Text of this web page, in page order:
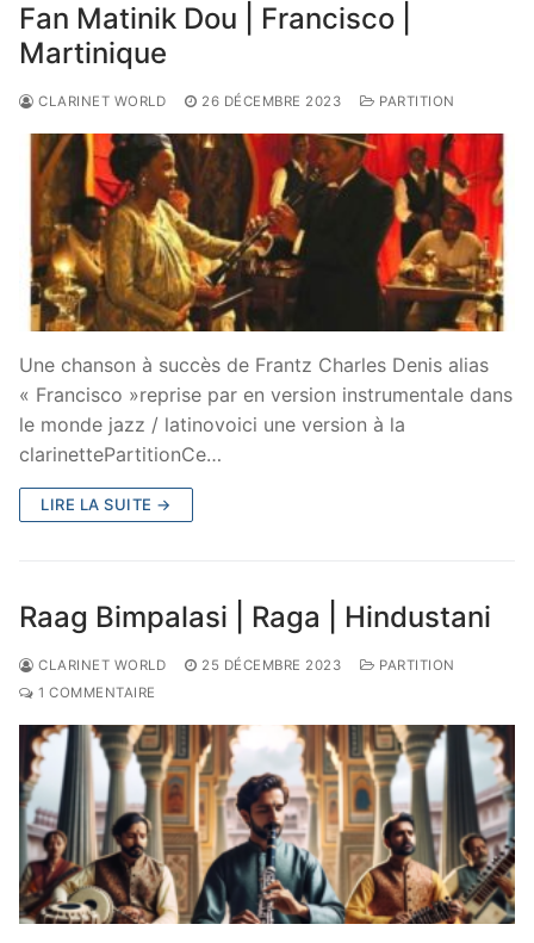
Fan Matinik Dou | Francisco |
Martinique
CLARINET WORLD 26 DÉCEMBRE 2023 PARTITION
Une chanson à succès de Frantz Charles Denis alias
« Francisco »reprise par en version instrumentale dans
le monde jazz / latinovoici une version à la
clarinettePartitionCe…
LIRE LA SUITE →
Raag Bimpalasi | Raga | Hindustani
CLARINET WORLD 25 DÉCEMBRE 2023
PARTITION
1 COMMENTAIRE